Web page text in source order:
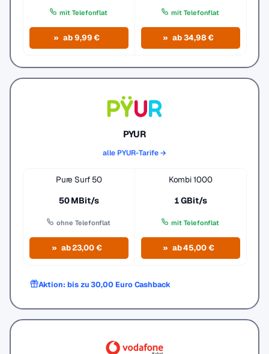
mit Telefonflat
ab 9,99 €
mit Telefonflat
ab 34,98 €
PYUR
alle PYUR-Tarife →
Pure Surf 50
50 MBit/s
ohne Telefonflat
ab 23,00 €
Kombi 1000
1 GBit/s
mit Telefonflat
ab 45,00 €
Aktion: bis zu 30,00 Euro Cashback